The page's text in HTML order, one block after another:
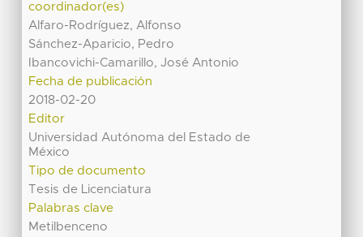
coordinador(es)
Alfaro-Rodríguez, Alfonso
Sánchez-Aparicio, Pedro
Ibancovichi-Camarillo, José Antonio
Fecha de publicación
2018-02-20
Editor
Universidad Autónoma del Estado de
México
Tipo de documento
Tesis de Licenciatura
Palabras clave
Metilbenceno